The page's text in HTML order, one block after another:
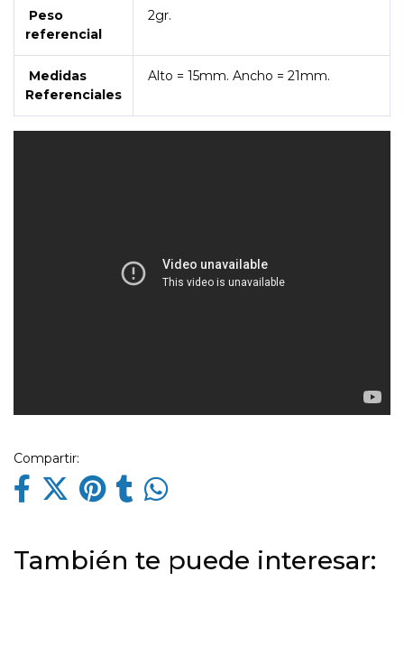
Peso
referencial
2gr.
Medidas
Referenciales
Alto = 15mm. Ancho = 21mm.
Compartir:
También te puede interesar: